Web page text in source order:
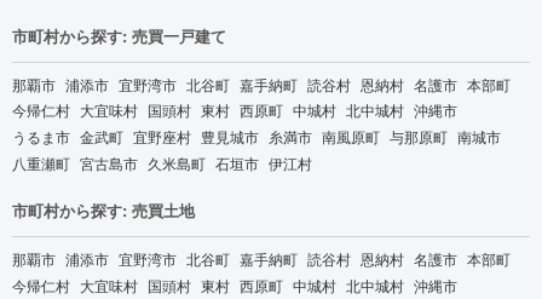
市町村から探す: 売買一戸建て
那覇市 浦添市 宜野湾市 北谷町 嘉手納町 読谷村 恩納村 名護市 本部町
今帰仁村 大宜味村 国頭村 東村 西原町 中城村 北中城村 沖縄市
うるま市 金武町 宜野座村 豊見城市 糸満市 南風原町 与那原町 南城市
八重瀬町 宮古島市 久米島町 石垣市 伊江村
市町村から探す: 売買土地
那覇市 浦添市 宜野湾市 北谷町 嘉手納町 読谷村 恩納村 名護市 本部町
今帰仁村 大宜味村 国頭村 東村 西原町 中城村 北中城村 沖縄市